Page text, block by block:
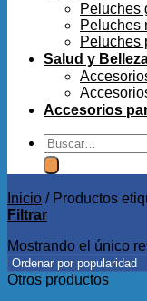
Peluches
Peluches
Peluches
Salud y
Accesorios
Buscar
por:
Inicio /Productos
Filtrar
Mostrando el único
Otros productos